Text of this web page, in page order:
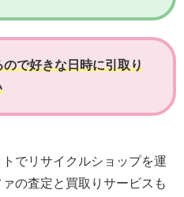
ので好きな日時に引取り
でリサイクルショップを運
の査定と買取りサービスも